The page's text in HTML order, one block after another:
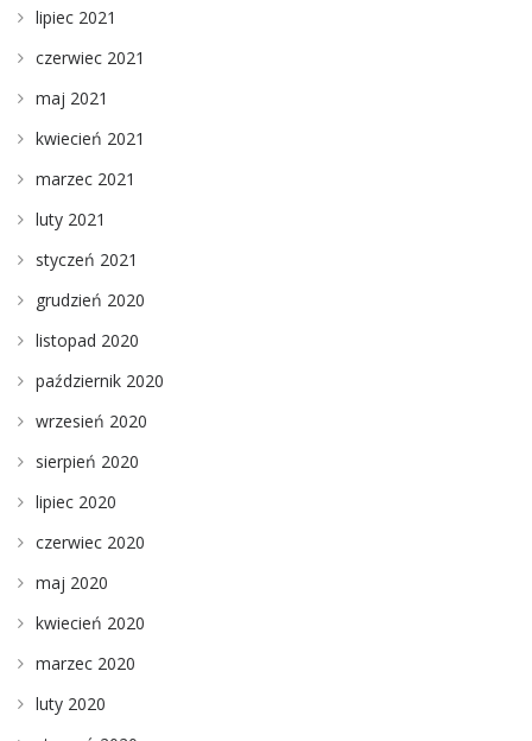
lipiec 2021
czerwiec 2021
maj 2021
kwiecień 2021
marzec 2021
luty 2021
styczeń 2021
grudzień 2020
listopad 2020
październik 2020
wrzesień 2020
sierpień 2020
lipiec 2020
czerwiec 2020
maj 2020
kwiecień 2020
marzec 2020
luty 2020